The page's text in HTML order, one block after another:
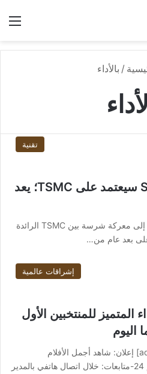
/ بالأداء
تقنية
Snapdragon 8 Gen 4 سيعتمد على TSMC؛ يعد
[ad_1] يتحول مجال مسبك المياه إلى معركة شرسة بين TSMC الرائدة
بعد عام من…
إشراقات عالمية
المتميز للمنتخبين الأول
اليوم
من صحيفة اشراق العالم 24:[ad_1] إعلان: شاهد أجمل الأفلام
والمسلسلات 2021 إشراق العالم 24-متابعات: خلال اتصال هاتفي بالمدير